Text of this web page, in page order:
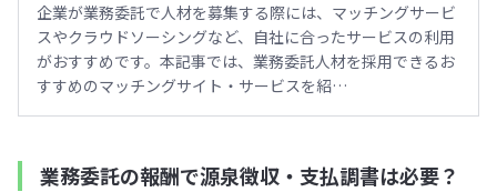
企業が業務委託で人材を募集する際には、マッチングサービ
スやクラウドソーシングなど、自社に合ったサービスの利用
がおすすめです。本記事では、業務委託人材を採用できるお
すすめのマッチングサイト・サービスを紹…
業務委託の報酬で源泉徴収・支払調書は必要？